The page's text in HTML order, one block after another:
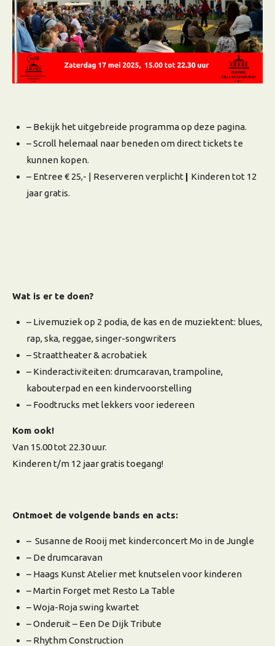
– Bekijk het uitgebreide programma op deze pagina.
– Scroll helemaal naar beneden om direct tickets te
kunnen kopen.
– Entree € 25,- | Reserveren verplicht | Kinderen tot 12
jaar gratis.
Wat is er te doen?
– Livemuziek op 2 podia, de kas en de muziektent: blues,
rap, ska, reggae, singer-songwriters
– Straattheater & acrobatiek
– Kinderactiviteiten: drumcaravan, trampoline,
kabouterpad en een kindervoorstelling
– Foodtrucks met lekkers voor iedereen
Kom ook!
Van 15.00 tot 22.30 uur.
Kinderen t/m 12 jaar gratis toegang!
Ontmoet de volgende bands en acts:
– Susanne de Rooij met kinderconcert Mo in de Jungle
– De drumcaravan
– Haags Kunst Atelier met knutselen voor kinderen
– Martin Forget met Resto La Table
– Woja-Roja swing kwartet
– Onderuit – Een De Dijk Tribute
– Rhythm Construction